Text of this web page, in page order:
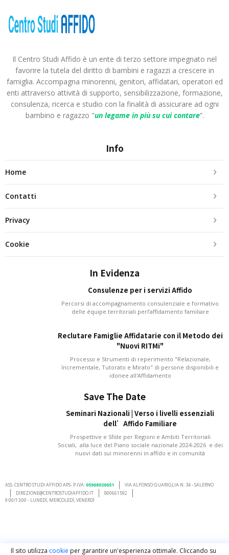
Il Centro Studi Affido è un ente di terzo settore impegnato nel
favorire la tutela del diritto di bambini e ragazzi a crescere in
famiglia. Accompagna minorenni, genitori, affidatari, operatori ed
enti attraverso attività di supporto, sensibilizzazione, formazione,
consulenza, ricerca e studio con la finalità di assicurare ad ogni
bambino e ragazzo "un legame in più su cui contare”.
Info
Home
Contatti
Privacy
Cookie
In Evidenza
Consulenze per i servizi Affido
Percorsi di accompagnamento consulenziale e formativo
delle équipe territoriali perl’affidamento familiare
Reclutare Famiglie Affidatarie con il Metodo dei
"Nuovi RITMi"
Processo e Strumenti di reperimento "Relazionale,
Incrementale, Tutorato e Mirato" di persone disponibili e
idonee all'Affidamento
Save The Date
Seminari Nazionali | Verso i livelli essenziali
dell’Affido Familiare
Prospettive e Sfide per Regioni e Ambiti Territoriali
Sociali, alla luce del Piano sociale nazionale 2024-2026 e dei
nuovi dati sui minorenni in affido e in comunità
ASS. CENTRO STUDI AFFIDO APS- P.IVA:05968920651
VIA ALFONSO GUARIGLIA N. 34 - SALERNO
DIREZIONE@CENTROSTUDIAFFIDO.IT
800661592
9:00/13:00 - LUNEDÌ, MERCOLEDÌ, VENERDÌ
Il sito utilizza cookie per garantire un'esperienza ottimale. Cliccando su